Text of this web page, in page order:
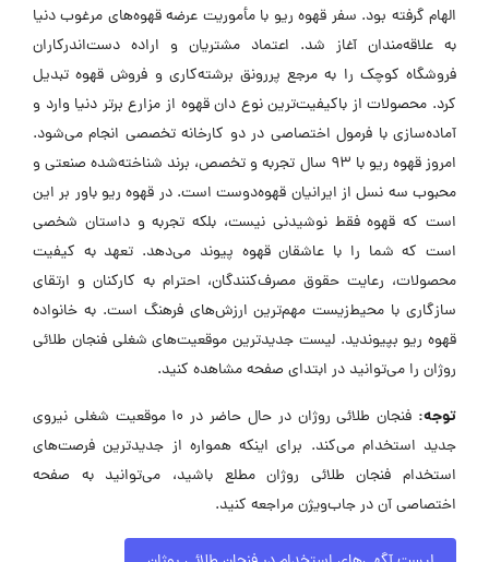
الهام گرفته بود. سفر قهوه ریو با مأموریت عرضه قهوه‌های مرغوب دنیا
به علاقه‌مندان آغاز شد. اعتماد مشتریان و اراده دست‌اندرکاران
فروشگاه کوچک را به مرجع پررونق برشته‌کاری و فروش قهوه تبدیل
کرد. محصولات از باکیفیت‌ترین نوع دان قهوه از مزارع برتر دنیا وارد و
آماده‌سازی با فرمول اختصاصی در دو کارخانه تخصصی انجام می‌شود.
امروز قهوه ریو با ۹۳ سال تجربه و تخصص، برند شناخته‌شده صنعتی و
محبوب سه نسل از ایرانیان قهوه‌دوست است. در قهوه ریو باور بر این
است که قهوه فقط نوشیدنی نیست، بلکه تجربه و داستان شخصی
است که شما را با عاشقان قهوه پیوند می‌دهد. تعهد به کیفیت
محصولات، رعایت حقوق مصرف‌کنندگان، احترام به کارکنان و ارتقای
سازگاری با محیط‌زیست مهم‌ترین ارزش‌های فرهنگ است. به خانواده
قهوه ریو بپیوندید. لیست جدیدترین موقعیت‌های شغلی فنجان طلائی
روژان را می‌توانید در ابتدای صفحه مشاهده کنید.
توجه:
فنجان طلائی روژان در حال حاضر در ۱۰ موقعیت شغلی نیروی
جدید استخدام می‌کند. برای اینکه همواره از جدیدترین فرصت‌های
استخدام فنجان طلائی روژان مطلع باشید، می‌توانید به صفحه
اختصاصی آن در جاب‌ویژن مراجعه کنید.